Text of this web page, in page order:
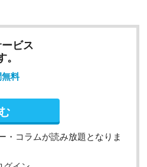
ビス
料
・コラムが読み放題となりま